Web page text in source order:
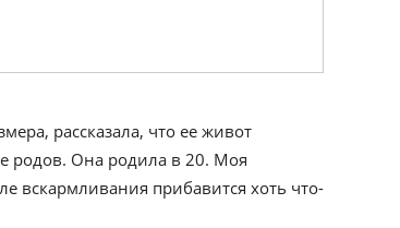
рассказала, что ее живот
родов. Она родила в 20. Моя
вскармливания прибавится хоть что-